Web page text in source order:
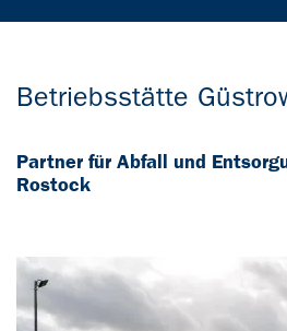
Betriebsstätte
Partner für Abfall und
Rostock